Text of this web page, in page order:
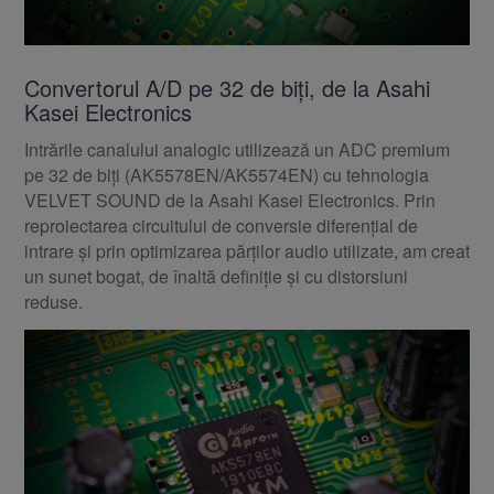
Convertorul A/D pe 32 de biți, de la Asahi
Kasei Electronics
Intrările canalului analogic utilizează un ADC premium
pe 32 de biți (AK5578EN/AK5574EN) cu tehnologia
VELVET SOUND de la Asahi Kasei Electronics. Prin
reproiectarea circuitului de conversie diferențial de
intrare și prin optimizarea părților audio utilizate, am creat
un sunet bogat, de înaltă definiție și cu distorsiuni
reduse.